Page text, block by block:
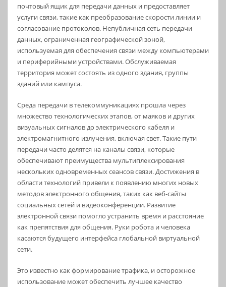
почтовый ящик для передачи данных и предоставляет
услуги связи, такие как преобразование скорости линии и
согласование протоколов. Непубличная сеть передачи
данных, ограниченная географической зоной,
используемая для обеспечения связи между компьютерами
и периферийными устройствами. Обслуживаемая
территория может состоять из одного здания, группы
зданий или кампуса.
Среда передачи в телекоммуникациях прошла через
множество технологических этапов, от маяков и других
визуальных сигналов до электрического кабеля и
электромагнитного излучения, включая свет. Такие пути
передачи часто делятся на каналы связи, которые
обеспечивают преимущества мультиплексирования
нескольких одновременных сеансов связи. Достижения в
области технологий привели к появлению многих новых
методов электронного общения, таких как веб-сайты
социальных сетей и видеоконференции. Развитие
электронной связи помогло устранить время и расстояние
как препятствия для общения. Руки робота и человека
касаются будущего интерфейса глобальной виртуальной
сети.
Это известно как формирование трафика, и осторожное
использование может обеспечить лучшее качество